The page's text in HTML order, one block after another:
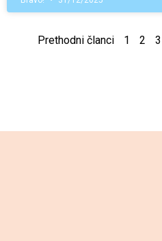
Prethodni članci 1 2 3